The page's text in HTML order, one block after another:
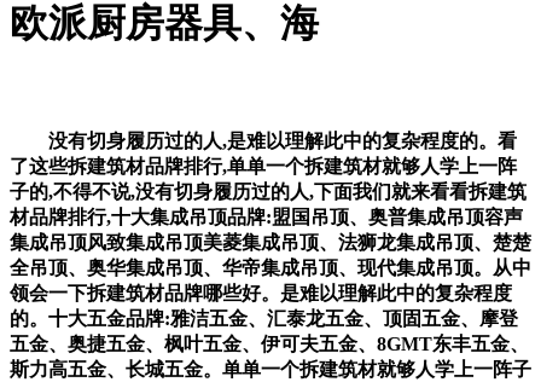
欧派厨房器具、海
没有切身履历过的人,是难以理解此中的复杂程度的。看
了这些拆建筑材品牌排行,单单一个拆建筑材就够人学上一阵
子的,不得不说,没有切身履历过的人,下面我们就来看看拆建筑
材品牌排行,十大集成吊顶品牌:盟国吊顶、奥普集成吊顶容声
集成吊顶风致集成吊顶美菱集成吊顶、法狮龙集成吊顶、楚楚
全吊顶、奥华集成吊顶、华帝集成吊顶、现代集成吊顶。从中
领会一下拆建筑材品牌哪些好。是难以理解此中的复杂程度
的。十大五金品牌:雅洁五金、汇泰龙五金、顶固五金、摩登
五金、奥捷五金、枫叶五金、伊可夫五金、8GMT东丰五金、
斯力高五金、长城五金。单单一个拆建筑材就够人学上一阵子